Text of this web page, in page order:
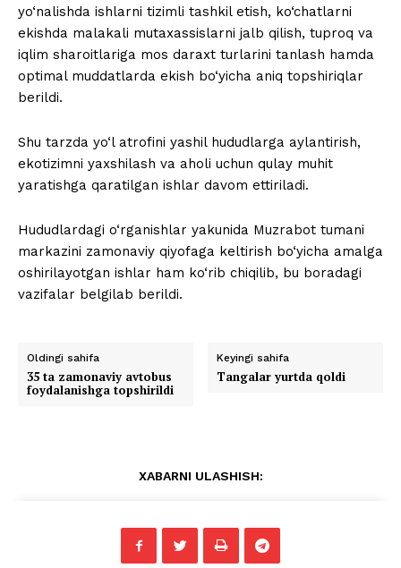
yo‘nalishda ishlarni tizimli tashkil etish, ko‘chatlarni
ekishda malakali mutaxassislarni jalb qilish, tuproq va
iqlim sharoitlariga mos daraxt turlarini tanlash hamda
optimal muddatlarda ekish bo‘yicha aniq topshiriqlar
berildi.
Shu tarzda yo‘l atrofini yashil hududlarga aylantirish,
ekotizimni yaxshilash va aholi uchun qulay muhit
yaratishga qaratilgan ishlar davom ettiriladi.
Hududlardagi o‘rganishlar yakunida Muzrabot tumani
markazini zamonaviy qiyofaga keltirish bo‘yicha amalga
oshirilayotgan ishlar ham ko‘rib chiqilib, bu boradagi
vazifalar belgilab berildi.
Oldingi sahifa
35 ta zamonaviy avtobus
foydalanishga topshirildi
Keyingi sahifa
Tangalar yurtda qoldi
XABARNI ULASHISH: